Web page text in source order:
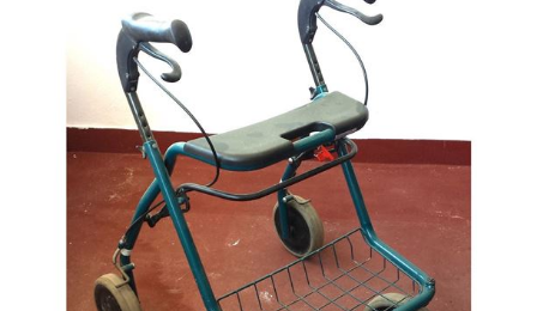
Andarilho anterior Human Care